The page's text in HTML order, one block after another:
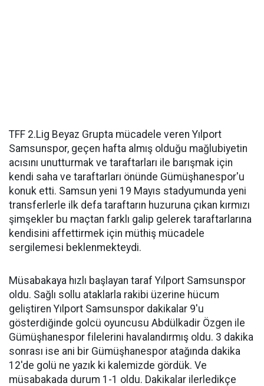
TFF 2.Lig Beyaz Grupta mücadele veren Yılport
Samsunspor, geçen hafta almış olduğu mağlubiyetin
acısını unutturmak ve taraftarları ile barışmak için
kendi saha ve taraftarları önünde Gümüşhanespor'u
konuk etti. Samsun yeni 19 Mayıs stadyumunda yeni
transferlerle ilk defa taraftarın huzuruna çıkan kırmızı
şimşekler bu maçtan farklı galip gelerek taraftarlarına
kendisini affettirmek için müthiş mücadele
sergilemesi beklenmekteydi.
Müsabakaya hızlı başlayan taraf Yılport Samsunspor
oldu. Sağlı sollu ataklarla rakibi üzerine hücum
geliştiren Yılport Samsunspor dakikalar 9'u
gösterdiğinde golcü oyuncusu Abdülkadir Özgen ile
Gümüşhanespor filelerini havalandırmış oldu. 3 dakika
sonrası ise ani bir Gümüşhanespor atağında dakika
12'de golü ne yazık ki kalemizde gördük. Ve
müsabakada durum 1-1 oldu. Dakikalar ilerledikçe